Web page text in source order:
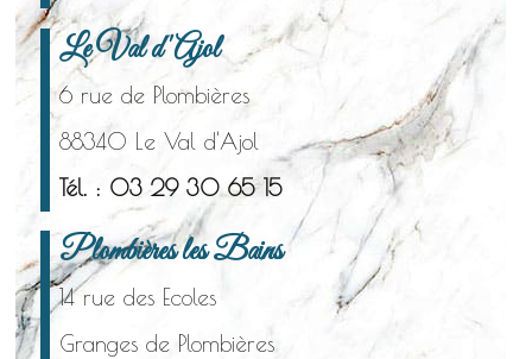
Le Val d'Ajol
6 rue de Plombières
88340 Le Val d'Ajol
Tél. : 03 29 30 65 15
Plombières les Bains
14 rue des Ecoles
Granges de Plombières